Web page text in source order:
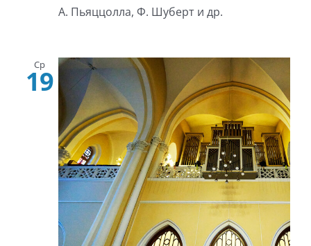
А. Пьяццолла, Ф. Шуберт и др.
Ср
19